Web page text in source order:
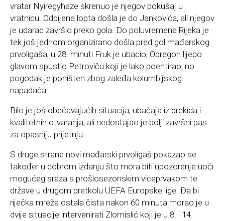
vratar Nyiregyhaze skrenuo je njegov pokušaj u
vratnicu. Odbijena lopta došla je do Jankovića, ali njegov
je udarac završio preko gola. Do poluvremena Rijeka je
tek još jednom organizirano došla pred gol mađarskog
prvoligaša, u 28. minuti Fruk je ubacio, Obregon lijepo
glavom spustio Petroviču koji je lako poentirao, no
pogodak je poništen zbog zaleđa kolumbijskog
napadača.
Bilo je još obećavajućih situacija, ubačaja iz prekida i
kvalitetnih otvaranja, ali nedostajao je bolji završni pas
za opasniju prijetnju.
S druge strane novi mađarski prvoligaš pokazao se
također u dobrom izdanju što mora biti upozorenje uoči
mogućeg sraza s prošlosezonskim viceprvakom te
države u drugom pretkolu UEFA Europske lige. Da bi
riječka mreža ostala čista nakon 60 minuta morao je u
dvije situacije intervenirati Zlomislić koji je u 8. i 14.